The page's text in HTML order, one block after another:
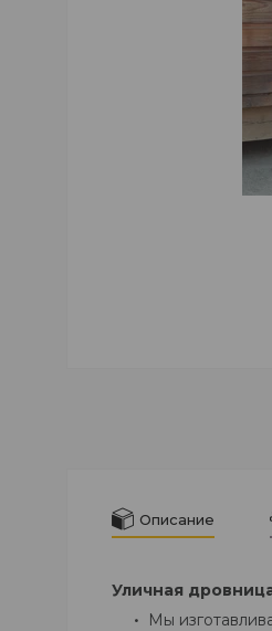
Описание
Уличная
Мы